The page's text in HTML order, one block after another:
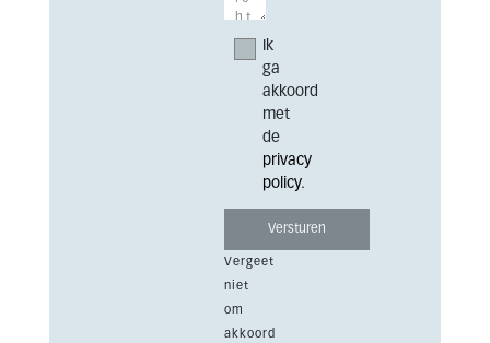
Ik
ga
akkoord
met
de
privacy
policy.
Vergeet
niet
om
akkoord